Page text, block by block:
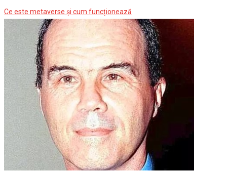
Ce este metaverse și cum funcționează